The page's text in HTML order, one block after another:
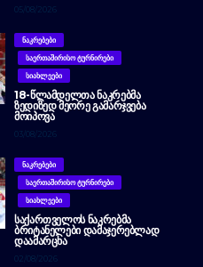
05/08/2026
ᲜᲐᲙᲠᲔᲑᲔᲑᲘ
ᲡᲐᲔᲠᲗᲐᲨᲘᲠᲘᲡᲝ ᲢᲣᲠᲜᲘᲠᲔᲑᲘ
ᲡᲘᲐᲮᲚᲔᲔᲑᲘ
18-ᲬᲚᲐᲛᲓᲔᲚᲗᲐ ᲜᲐᲙᲠᲔᲑᲛᲐ
ᲖᲔᲓᲘᲖᲔᲓ ᲛᲔᲝᲠᲔ ᲒᲐᲛᲐᲠᲯᲕᲔᲑᲐ
ᲛᲝᲘᲞᲝᲕᲐ
03/08/2026
ᲜᲐᲙᲠᲔᲑᲔᲑᲘ
ᲡᲐᲔᲠᲗᲐᲨᲘᲠᲘᲡᲝ ᲢᲣᲠᲜᲘᲠᲔᲑᲘ
ᲡᲘᲐᲮᲚᲔᲔᲑᲘ
ᲡᲐᲥᲐᲠᲗᲕᲔᲚᲝᲡ ᲜᲐᲙᲠᲔᲑᲛᲐ
ᲑᲠᲘᲢᲐᲜᲔᲚᲔᲑᲘ ᲓᲐᲛᲐᲯᲔᲠᲔᲑᲚᲐᲓ
ᲓᲐᲐᲛᲐᲠᲪᲮᲐ
02/08/2026